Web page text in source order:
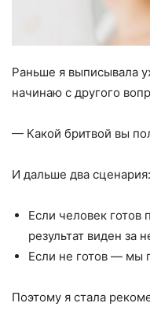
Раньше я выписывала
начинаю с другого
— Какой бритвой вы
И дальше два сценария:
Если человек
результат виден за
Если не готов — мы
Поэтому я стала